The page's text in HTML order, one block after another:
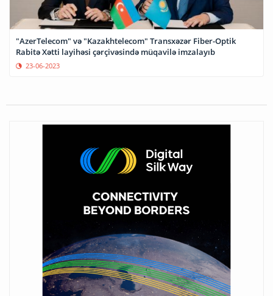
"AzerTelecom" və "Kazakhtelecom" Transxəzər Fiber-Optik
Rabitə Xətti layihəsi çərçivəsində müqavilə imzalayıb
23-06-2023